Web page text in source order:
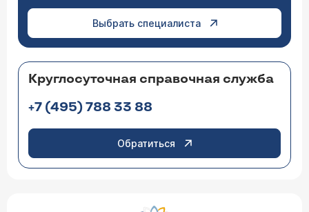
Выбрать специалиста
Круглосуточная справочная служба
+7 (495) 788 33 88
Обратиться